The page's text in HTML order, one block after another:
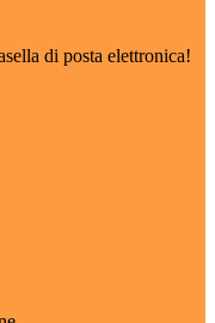
di posta elettronica!